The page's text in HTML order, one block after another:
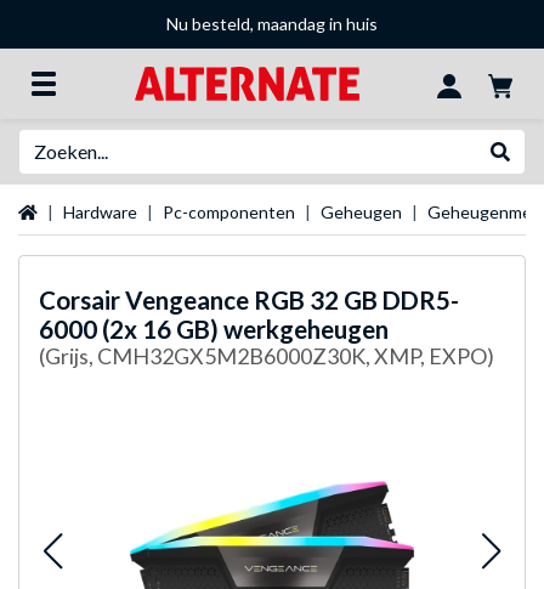
Nu besteld, maandag in huis
Startpagina
Hardware Pc-componenten Geheugen
CorsairVengeance RGB 32 GB DDR5-
6000 (2x 16 GB) werkgeheugen
(Grijs, CMH32GX5M2B6000Z30K, XMP, EXPO)